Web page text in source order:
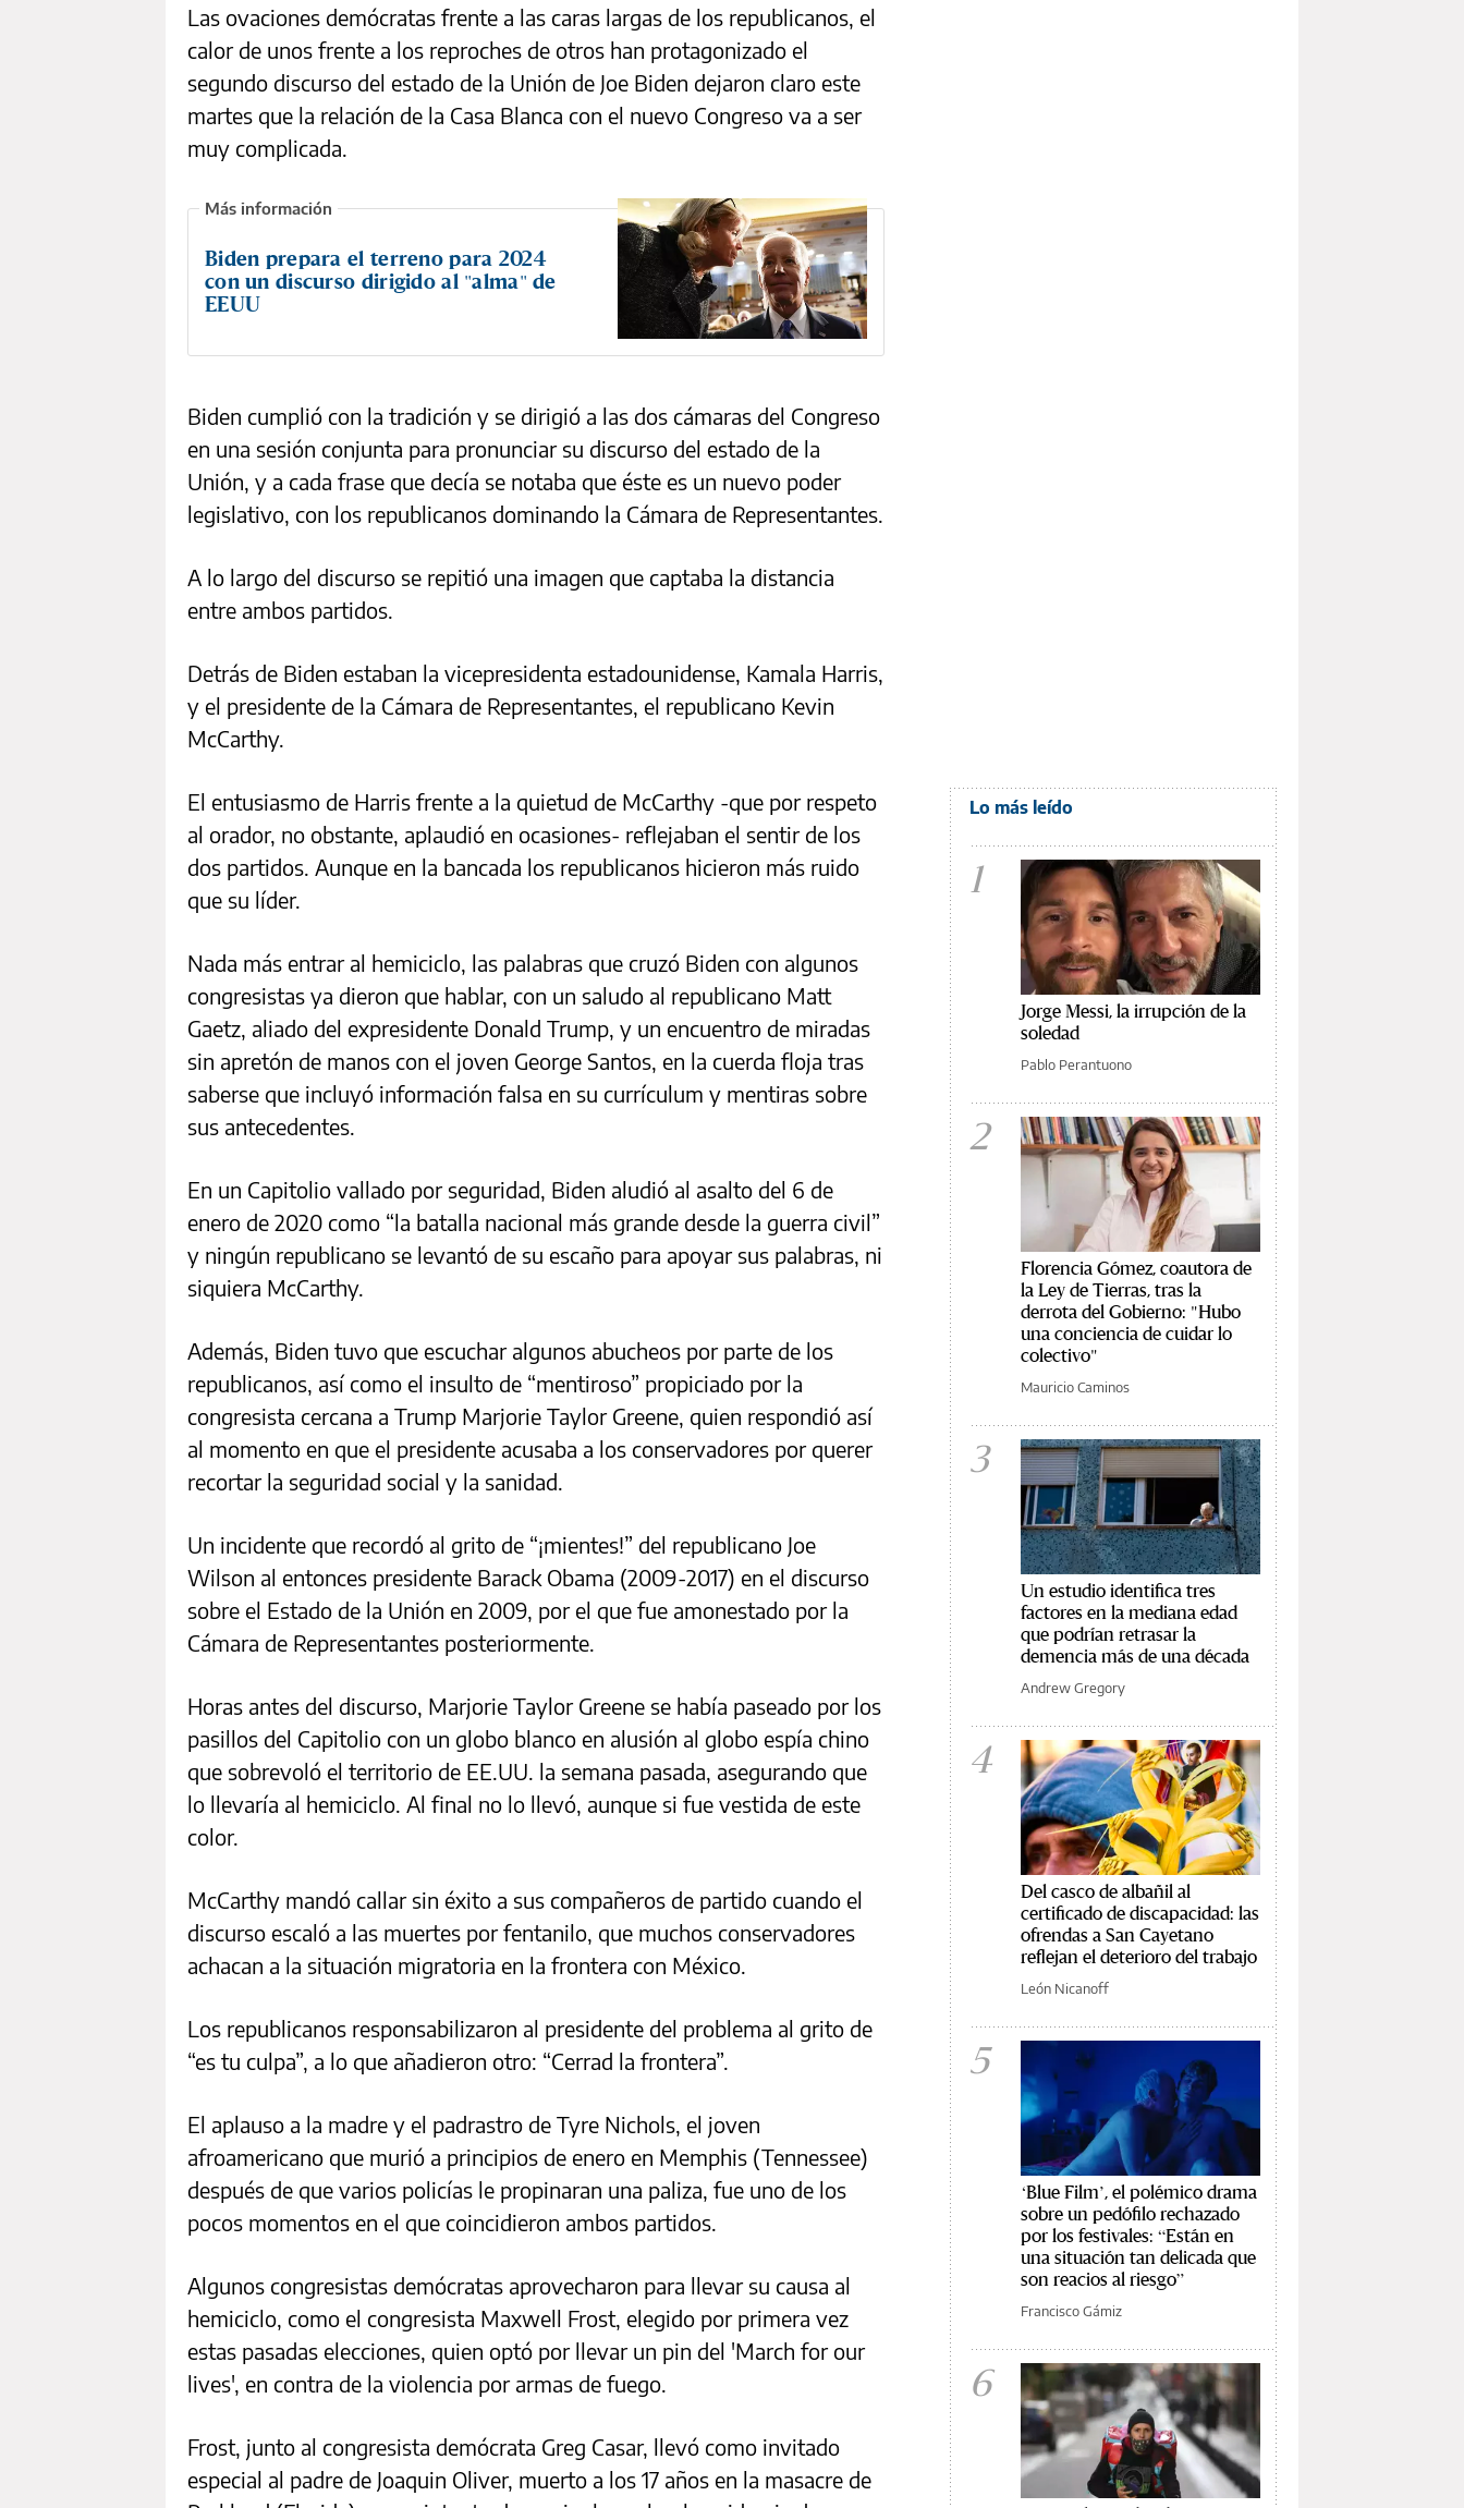
Las ovaciones demócratas frente a las caras largas de los republicanos, el
calor de unos frente a los reproches de otros han protagonizado el
segundo discurso del estado de la Unión de Joe Biden dejaron claro este
martes que la relación de la Casa Blanca con el nuevo Congreso va a ser
muy complicada.
Biden prepara el terreno para 2024
con un discurso dirigido al "alma" de
EEUU
Biden cumplió con la tradición y se dirigió a las dos cámaras del Congreso
en una sesión conjunta para pronunciar su discurso del estado de la
Unión, y a cada frase que decía se notaba que éste es un nuevo poder
legislativo, con los republicanos dominando la Cámara de Representantes.
A lo largo del discurso se repitió una imagen que captaba la distancia
entre ambos partidos.
Detrás de Biden estaban la vicepresidenta estadounidense, Kamala Harris,
y el presidente de la Cámara de Representantes, el republicano Kevin
McCarthy.
El entusiasmo de Harris frente a la quietud de McCarthy -que por respeto
al orador, no obstante, aplaudió en ocasiones- reflejaban el sentir de los
dos partidos. Aunque en la bancada los republicanos hicieron más ruido
que su líder.
Nada más entrar al hemiciclo, las palabras que cruzó Biden con algunos
congresistas ya dieron que hablar, con un saludo al republicano Matt
Gaetz, aliado del expresidente Donald Trump, y un encuentro de miradas
sin apretón de manos con el joven George Santos, en la cuerda floja tras
saberse que incluyó información falsa en su currículum y mentiras sobre
sus antecedentes.
En un Capitolio vallado por seguridad, Biden aludió al asalto del 6 de
enero de 2020 como “la batalla nacional más grande desde la guerra civil”
y ningún republicano se levantó de su escaño para apoyar sus palabras, ni
siquiera McCarthy.
Además, Biden tuvo que escuchar algunos abucheos por parte de los
republicanos, así como el insulto de “mentiroso” propiciado por la
congresista cercana a Trump Marjorie Taylor Greene, quien respondió así
al momento en que el presidente acusaba a los conservadores por querer
recortar la seguridad social y la sanidad.
Un incidente que recordó al grito de “¡mientes!” del republicano Joe
Wilson al entonces presidente Barack Obama (2009-2017) en el discurso
sobre el Estado de la Unión en 2009, por el que fue amonestado por la
Cámara de Representantes posteriormente.
Horas antes del discurso, Marjorie Taylor Greene se había paseado por los
pasillos del Capitolio con un globo blanco en alusión al globo espía chino
que sobrevoló el territorio de EE.UU. la semana pasada, asegurando que
lo llevaría al hemiciclo. Al final no lo llevó, aunque si fue vestida de este
color.
McCarthy mandó callar sin éxito a sus compañeros de partido cuando el
discurso escaló a las muertes por fentanilo, que muchos conservadores
achacan a la situación migratoria en la frontera con México.
Los republicanos responsabilizaron al presidente del problema al grito de
“es tu culpa”, a lo que añadieron otro: “Cerrad la frontera”.
El aplauso a la madre y el padrastro de Tyre Nichols, el joven
afroamericano que murió a principios de enero en Memphis (Tennessee)
después de que varios policías le propinaran una paliza, fue uno de los
pocos momentos en el que coincidieron ambos partidos.
Algunos congresistas demócratas aprovecharon para llevar su causa al
hemiciclo, como el congresista Maxwell Frost, elegido por primera vez
estas pasadas elecciones, quien optó por llevar un pin del 'March for our
lives', en contra de la violencia por armas de fuego.
Frost, junto al congresista demócrata Greg Casar, llevó como invitado
especial al padre de Joaquin Oliver, muerto a los 17 años en la masacre de
Lo más leído
1
Jorge Messi, la irrupción de la
soledad
Pablo Perantuono
2
Florencia Gómez, coautora de
la Ley de Tierras, tras la
derrota del Gobierno: "Hubo
una conciencia de cuidar lo
colectivo"
Mauricio Caminos
3
Un estudio identifica tres
factores en la mediana edad
que podrían retrasar la
demencia más de una década
Andrew Gregory
4
Del casco de albañil al
certificado de discapacidad: las
ofrendas a San Cayetano
reflejan el deterioro del trabajo
León Nicanoff
5
‘Blue Film’, el polémico drama
sobre un pedófilo rechazado
por los festivales: “Están en
una situación tan delicada que
son reacios al riesgo”
Francisco Gámiz
6